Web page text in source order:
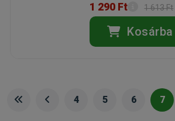
1 290 Ft 1 613 Ft
Kosárba
4 5 6 7